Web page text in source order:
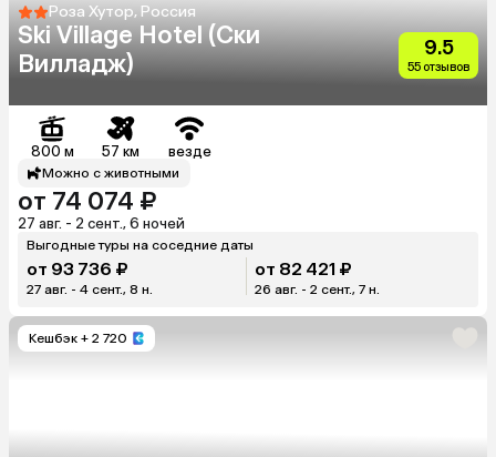
Роза Хутор, Россия
Ski Village Hotel (Ски
Вилладж)
9.5
55 отзывов
800 м 57 км везде
Можно с животными
от 74 074 ₽
27 авг. - 2 сент., 6 ночей
Выгодные туры на соседние даты
от 93 736 ₽
27 авг. - 4 сент., 8 н.
от 82 421 ₽
26 авг. - 2 сент., 7 н.
Кешбэк + 2 720